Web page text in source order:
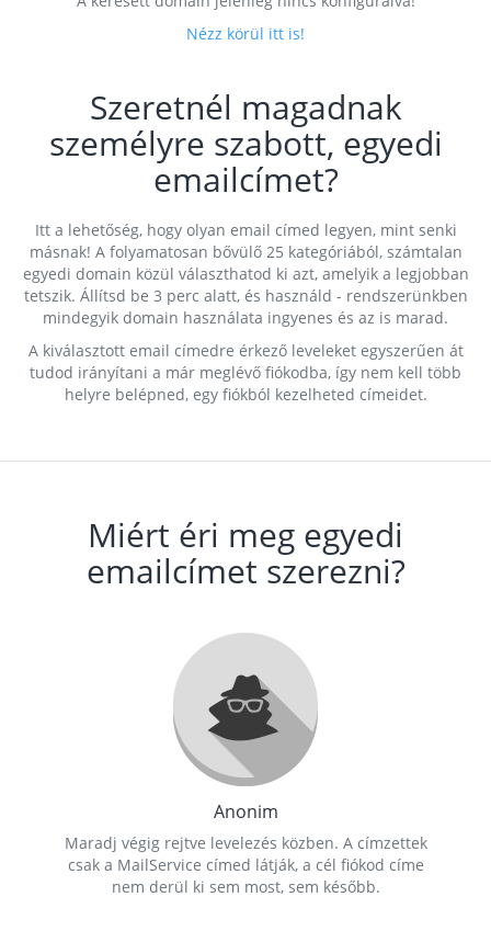
Nézz körül itt is!
Szeretnél magadnak
személyre szabott, egyedi
emailcímet?
Itt a lehetőség, hogy olyan email címed legyen, mint senki
másnak! A folyamatosan bővülő 25 kategóriából, számtalan
egyedi domain közül választhatod ki azt, amelyik a legjobban
tetszik. Állítsd be 3 perc alatt, és használd - rendszerünkben
mindegyik domain használata ingyenes és az is marad.
A kiválasztott email címedre érkező leveleket egyszerűen át
tudod irányítani a már meglévő fiókodba, így nem kell több
helyre belépned, egy fiókból kezelheted címeidet.
Miért éri meg egyedi
emailcímet szerezni?
Anonim
Maradj végig rejtve levelezés közben. A címzettek
csak a MailService címed látják, a cél fiókod címe
nem derül ki sem most, sem később.